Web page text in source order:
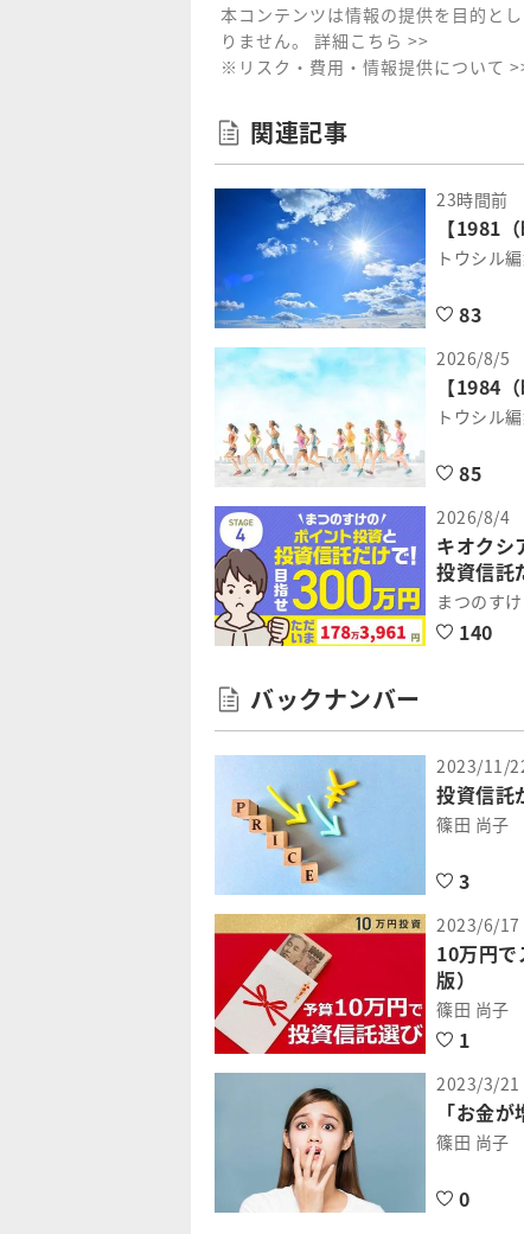
本コンテンツは情報の提供を目的と
りません。 詳細こちら >>
※リスク・費用・情報提供について
関連記事
23時間前
【1981
トウシル
83
2026/8/5
【1984
トウシル
85
2026/8/4
キオクシ
投資信託
まつのすけ
140
バックナンバー
2023/11/
投資信託
篠田 尚子
3
2023/6/17
10万円
版）
篠田 尚子
1
2023/3/21
「お金
篠田 尚子
0